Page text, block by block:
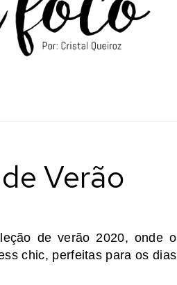
Verão
de verão 2020, onde o
chic, perfeitas para os dias